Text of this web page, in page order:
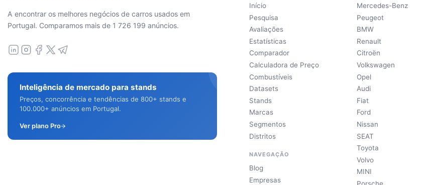
A encontrar os melhores negócios de carros usados em
Portugal. Comparamos mais de 1 726 199 anúncios.
Inteligência de mercado para stands
Preços, concorrência e tendências de 800+ stands e
100.000+ anúncios em Portugal.
Ver plano Pro
Início
Pesquisa
Avaliações
Estatísticas
Comparador
Calculadora de Preço
Combustíveis
Datasets
Stands
Marcas
Segmentos
Distritos
NAVEGAÇÃO
Blog
Empresas
Mercedes-Benz
Peugeot
BMW
Renault
Citroën
Volkswagen
Opel
Audi
Fiat
Ford
Nissan
SEAT
Toyota
Volvo
MINI